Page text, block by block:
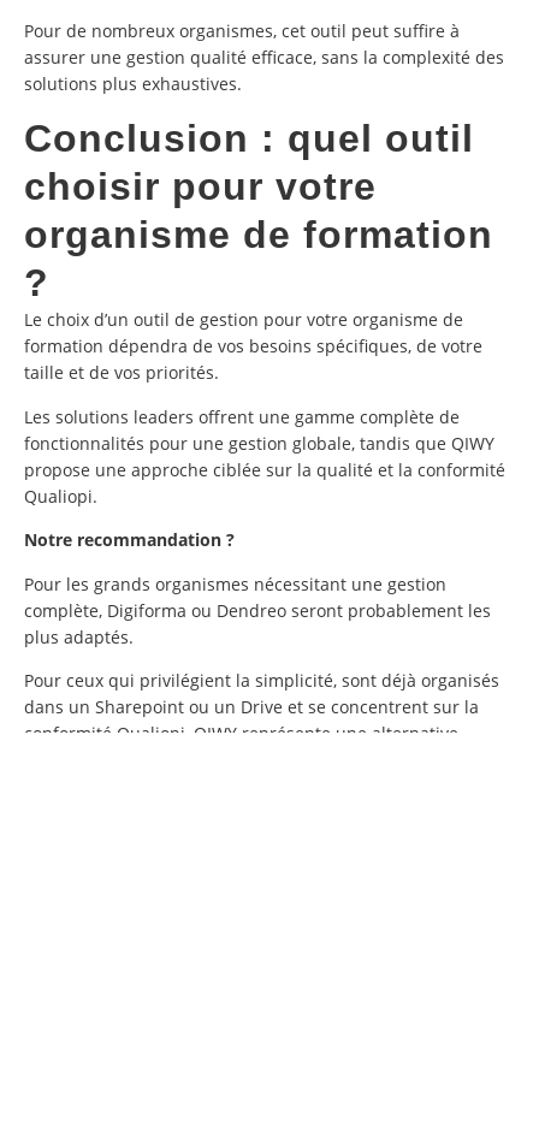
Pour de nombreux organismes, cet outil peut suffire à
assurer une gestion qualité efficace, sans la complexité des
solutions plus exhaustives.
Conclusion : quel outil
choisir pour votre
organisme de formation
?
Le choix d’un outil de gestion pour votre organisme de
formation dépendra de vos besoins spécifiques, de votre
taille et de vos priorités.
Les solutions leaders offrent une gamme complète de
fonctionnalités pour une gestion globale, tandis que QIWY
propose une approche ciblée sur la qualité et la conformité
Qualiopi.
Notre recommandation ?
Pour les grands organismes nécessitant une gestion
complète, Digiforma ou Dendreo seront probablement les
plus adaptés.
Pour ceux qui privilégient la simplicité, sont déjà organisés
dans un Sharepoint ou un Drive et se concentrent sur la
conformité Qualiopi, QIWY représente une alternative